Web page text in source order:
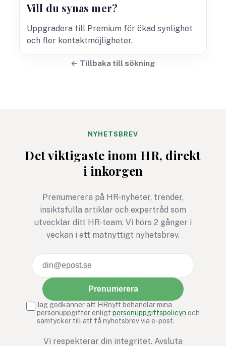
Vill du synas mer?
Uppgradera till Premium för ökad synlighet
och fler kontaktmöjligheter.
← Tillbaka till sökning
NYHETSBREV
Det viktigaste inom HR, direkt
i inkorgen
Prenumerera på HR-nyheter, trender,
insiktsfulla artiklar och expertråd som
utvecklar ditt HR-team. Vi hörs 2 gånger i
veckan i ett matnyttigt nyhetsbrev.
Prenumerera
Jag godkänner att HRnytt behandlar mina
personuppgifter enligt personuppgiftspolicyn och
samtycker till att få nyhetsbrev via e-post.
Vi respekterar din integritet. Avsluta